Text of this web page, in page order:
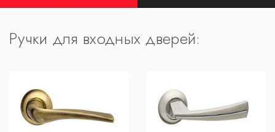
Ручки для входных дверей: